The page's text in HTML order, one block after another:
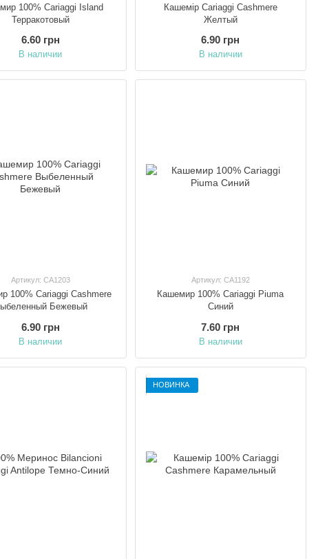
100% Cariaggi Island
Терракотовый
6.60 грн
В наличии
Кашемір Cariaggi Cashmere
Желтый
6.90 грн
В наличии
Артикул: CA1203
100% Cariaggi Cashmere
Бежевый
6.90 грн
В наличии
Артикул: CA1192
Кашемир 100% Cariaggi Piuma
Синий
7.60 грн
В наличии
НОВИНКА